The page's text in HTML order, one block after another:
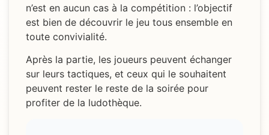
n’est en aucun cas à la compétition : l’objectif
est bien de découvrir le jeu tous ensemble en
toute convivialité.
Après la partie, les joueurs peuvent échanger
sur leurs tactiques, et ceux qui le souhaitent
peuvent rester le reste de la soirée pour
profiter de la ludothèque.